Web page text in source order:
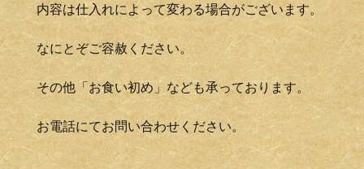
内容は仕入れによって変わる場合がございます。
なにとぞご容赦ください。
その他「お食い初め」なども承っております。
お電話にてお問い合わせください。